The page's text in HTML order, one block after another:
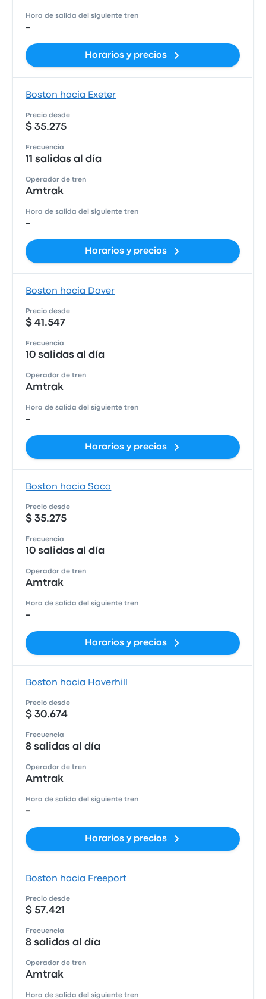
Hora de salida del siguiente tren
-
Horarios y precios
Boston hacia Exeter
Precio desde
$ 35.275
Frecuencia
11 salidas al día
Operador de tren
Amtrak
Hora de salida del siguiente tren
-
Horarios y precios
Boston hacia Dover
Precio desde
$ 41.547
Frecuencia
10 salidas al día
Operador de tren
Amtrak
Hora de salida del siguiente tren
-
Horarios y precios
Boston hacia Saco
Precio desde
$ 35.275
Frecuencia
10 salidas al día
Operador de tren
Amtrak
Hora de salida del siguiente tren
-
Horarios y precios
Boston hacia Haverhill
Precio desde
$ 30.674
Frecuencia
8 salidas al día
Operador de tren
Amtrak
Hora de salida del siguiente tren
-
Horarios y precios
Boston hacia Freeport
Precio desde
$ 57.421
Frecuencia
8 salidas al día
Operador de tren
Amtrak
Hora de salida del siguiente tren